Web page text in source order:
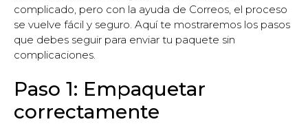
complicado, pero con la ayuda de Correos, el proceso
se vuelve fácil y seguro. Aquí te mostraremos los pasos
que debes seguir para enviar tu paquete sin
complicaciones.
Paso 1: Empaquetar
correctamente